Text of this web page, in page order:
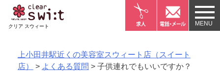
Skip
content
クリア スウィート
上小田井駅近くの美容室スウィート店（スイート
店）
> よくある質問 > 子供連れでもいいですか？